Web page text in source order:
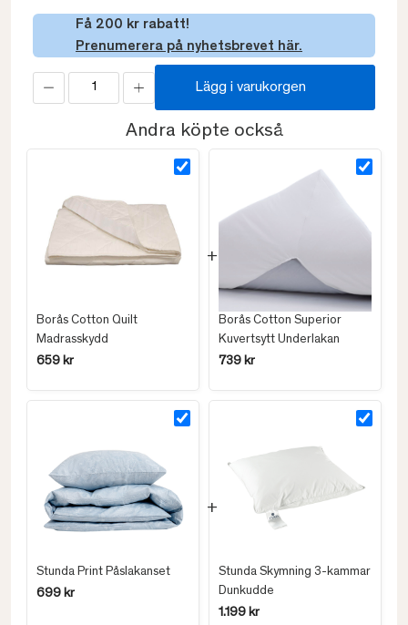
Få 200 kr rabatt!
Prenumerera på nyhetsbrevet här.
Lägg i varukorgen
Andra köpte också
Borås Cotton Quilt
Madrasskydd
659 kr
Borås Cotton Superior
Kuvertsytt Underlakan
739 kr
Stunda Print Påslakanset
699 kr
Stunda Skymning 3-kammar
Dunkudde
1.199 kr